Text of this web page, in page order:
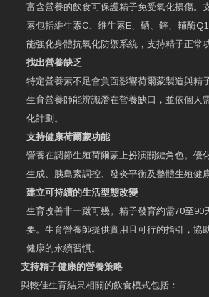
富含營養的飲食可保護精子免受氧化損傷。
素包括維生素C、維生素E、硒、鋅、輔酶
能強化身體抗氧化防禦系統，支持精子正常功
找出營養缺乏
特定營養素不足會負面影響荷爾蒙製造與精
生育營養師能辨識潛在營養缺口，並依個人
化計劃。
支持健康荷爾蒙功能
營養在調節生殖荷爾蒙上扮演關鍵角色。優
生成、胰島素調控、發炎平衡及整體生殖健康
建立可持續的生活型態改變
生育改善非一蹴可幾。精子發育約需70至90
要。生育營養師提供實用且可行的指引，協
健康的永續習慣。
支持精子健康的營養策略
與較佳生育結果相關的飲食模式包括：